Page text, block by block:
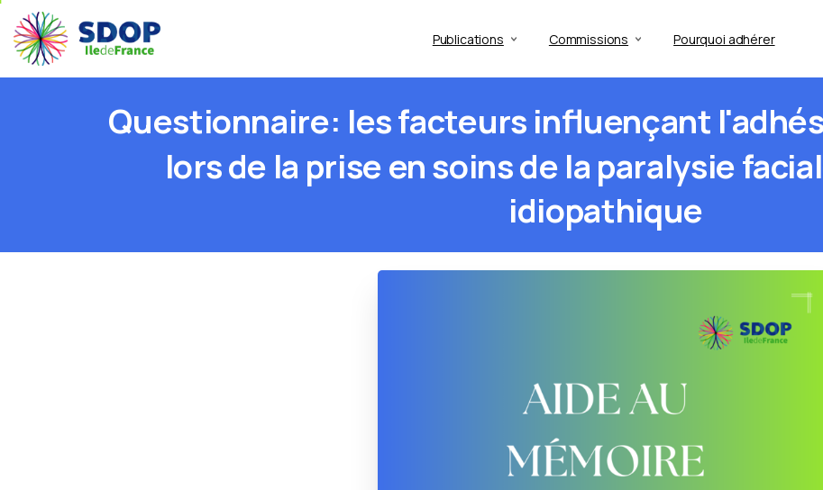
Publications Commissions Pourquoi adhérer
Questionnaire: lesfacteurs influençant
lorsde la priseensoinsde la paralysie
idiopathique